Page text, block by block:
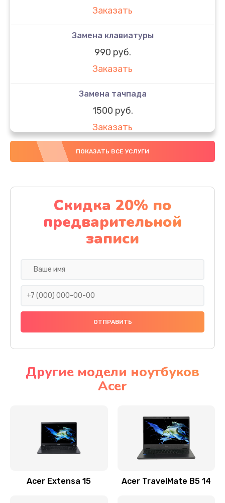
Заказать
Замена клавиатуры
990 руб.
Заказать
Замена тачпада
1500 руб.
Заказать
Замена южного моста
Заказать
Чистка от пыли
1060 руб.
Заказать
Ремонт подсветки
Настройка BIOS
Замена видеочипа
Заказать
ПОКАЗАТЬ ВСЕ УСЛУГИ
Скидка 20% по
предварительной
записи
Другие модели ноутбуков
Acer
Acer Extensa 15 Acer TravelMate B5 14